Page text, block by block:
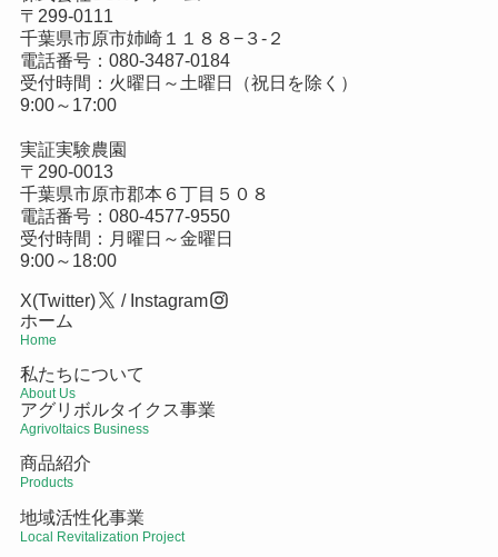
〒299-0111
千葉県市原市姉崎１１８８−３-２
電話番号： 080-3487-0184
受付時間：火曜日～土曜日（祝日を除く）
9:00～17:00
実証実験農園
〒290-0013
千葉県市原市郡本６丁目５０８
電話番号： 080-4577-9550
受付時間：月曜日～金曜日
9:00～18:00
X(Twitter) / Instagram
ホーム
Home
私たちについて
About Us
アグリボルタイクス事業
Agrivoltaics Business
商品紹介
Products
地域活性化事業
Local Revitalization Project